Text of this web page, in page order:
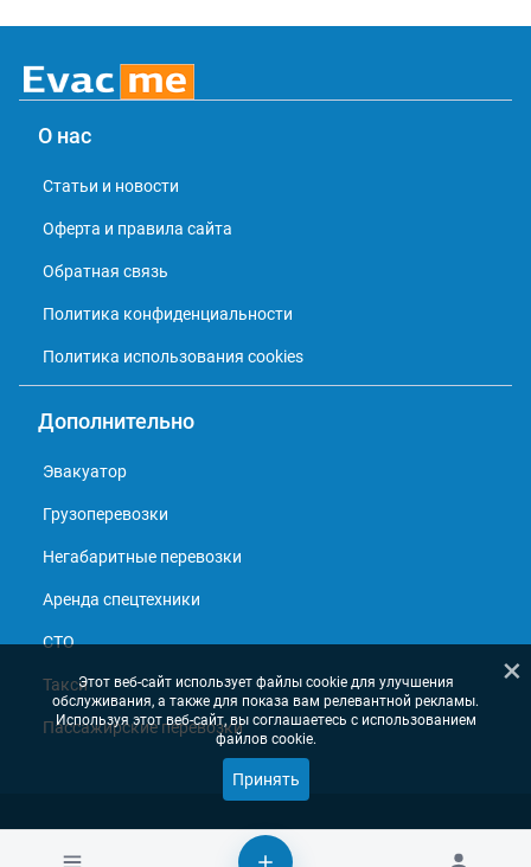
О нас
Статьи и новости
Оферта и правила сайта
Обратная связь
Политика конфиденциальности
Политика использования cookies
Дополнительно
Эвакуатор
Грузоперевозки
Негабаритные перевозки
Аренда спецтехники
СТО
Такси
Пассажирские перевозки
© 2013 - 2026, Справочник перевозчиков
×
Этот веб-сайт использует файлы cookie для улучшения
обслуживания, а также для показа вам релевантной рекламы.
Используя этот веб-сайт, вы соглашаетесь с использованием
файлов cookie.
Принять